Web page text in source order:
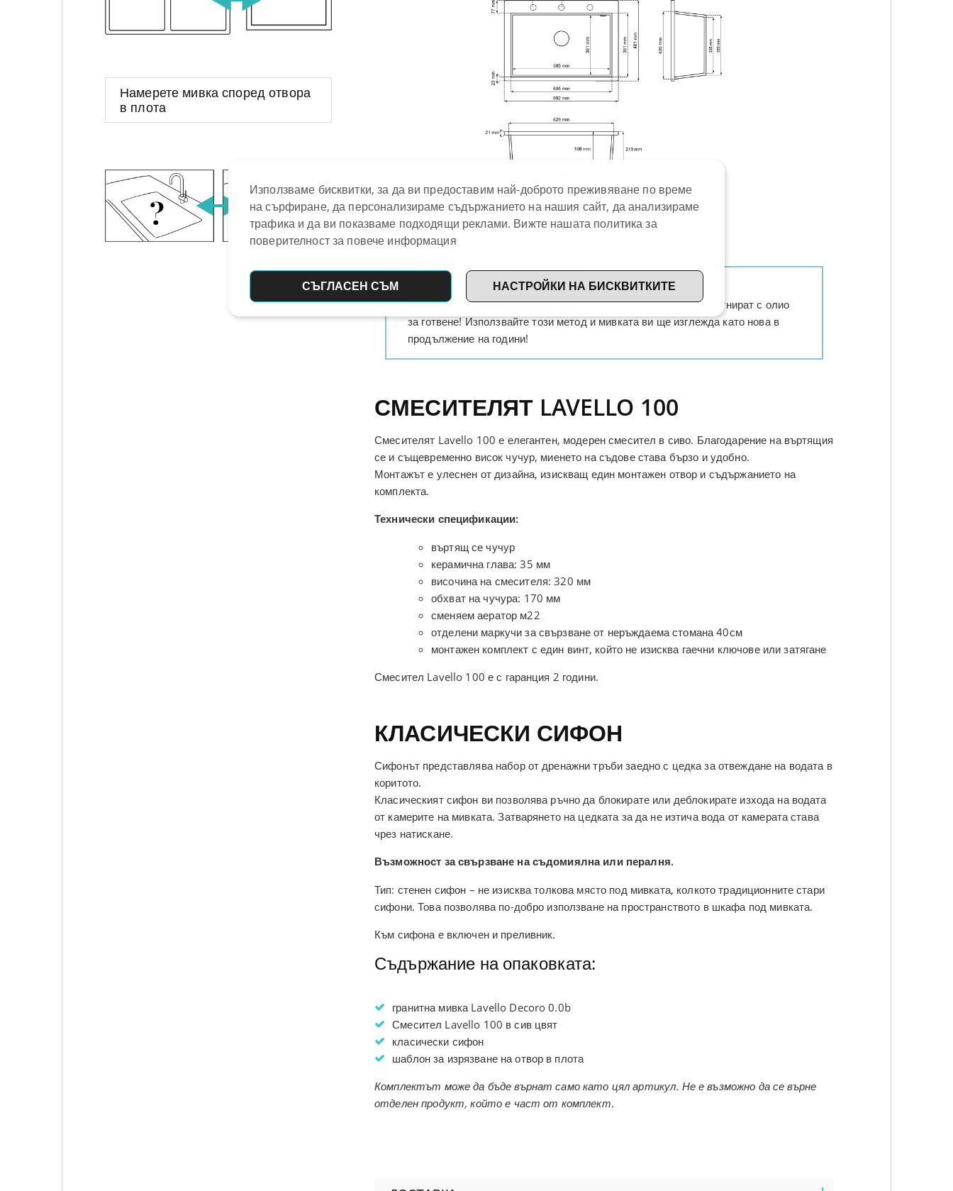
Намерете мивка според отвора
в плота
(кликнете, за да увеличите)
Композитните мивки от гранит Lavello могат лесно да се импрегнират с олио
за готвене! Използвайте този метод и мивката ви ще изглежда като нова в
продължение на години!
СМЕСИТЕЛЯТ LAVELLO 100
Смесителят Lavello 100 е елегантен, модерен смесител в сиво. Благодарение на въртящия
се и същевременно висок чучур, миенето на съдове става бързо и удобно.
Монтажът е улеснен от дизайна, изискващ един монтажен отвор и съдържанието на
комплекта.
Технически спецификации:
въртящ се чучур
керамична глава: 35 мм
височина на смесителя: 320 мм
обхват на чучура: 170 мм
сменяем аератор м22
отделени маркучи за свързване от неръждаема стомана 40см
монтажен комплект с един винт, който не изисква гаечни ключове или затягане
Смесител Lavello 100 е с гаранция 2 години.
КЛАСИЧЕСКИ СИФОН
Сифонът представлява набор от дренажни тръби заедно с цедка за отвеждане на водата в
коритото.
Класическият сифон ви позволява ръчно да блокирате или деблокирате изхода на водата
от камерите на мивката. Затварянето на цедката за да не изтича вода от камерата става
чрез натискане.
Възможност за свързване на съдомиялна или пералня.
Тип: стенен сифон – не изисква толкова място под мивката, колкото традиционните стари
сифони. Това позволява по-добро използване на пространството в шкафа под мивката.
Към сифона е включен и преливник.
Съдържание на опаковката:
гранитна мивка Lavello Decoro 0.0b
Смесител Lavello 100 в сив цвят
класически сифон
шаблон за изрязване на отвор в плота
Комплектът може да бъде върнат само като цял артикул. Не е възможно да се върне
отделен продукт, който е част от комплект.
Използваме бисквитки, за да ви предоставим най-доброто преживяване по време
на сърфиране, да персонализираме съдържанието на нашия сайт, да анализираме
трафика и да ви показваме подходящи реклами. Вижте нашата политика за
поверителност за повече информация
СЪГЛАСЕН СЪМ НАСТРОЙКИ НА БИСКВИТКИТЕ